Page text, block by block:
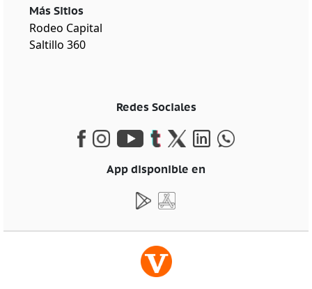
Más Sitios
Rodeo Capital
Saltillo 360
Redes Sociales
App disponible en